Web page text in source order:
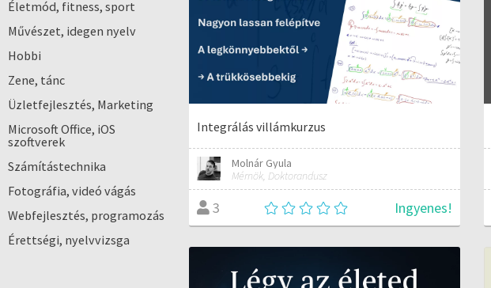
Életmód, fitness, sport
Művészet, idegen nyelv
Hobbi
Zene, tánc
Üzletfejlesztés, Marketing
Microsoft Office, iOS
szoftverek
Számítástechnika
Fotográfia, videó vágás
Webfejlesztés, programozás
Érettségi, nyelvvizsga
Integrálás villámkurzus
Molnár Gyula
Mérnök, Doktorandusz
3 Ingyenes!